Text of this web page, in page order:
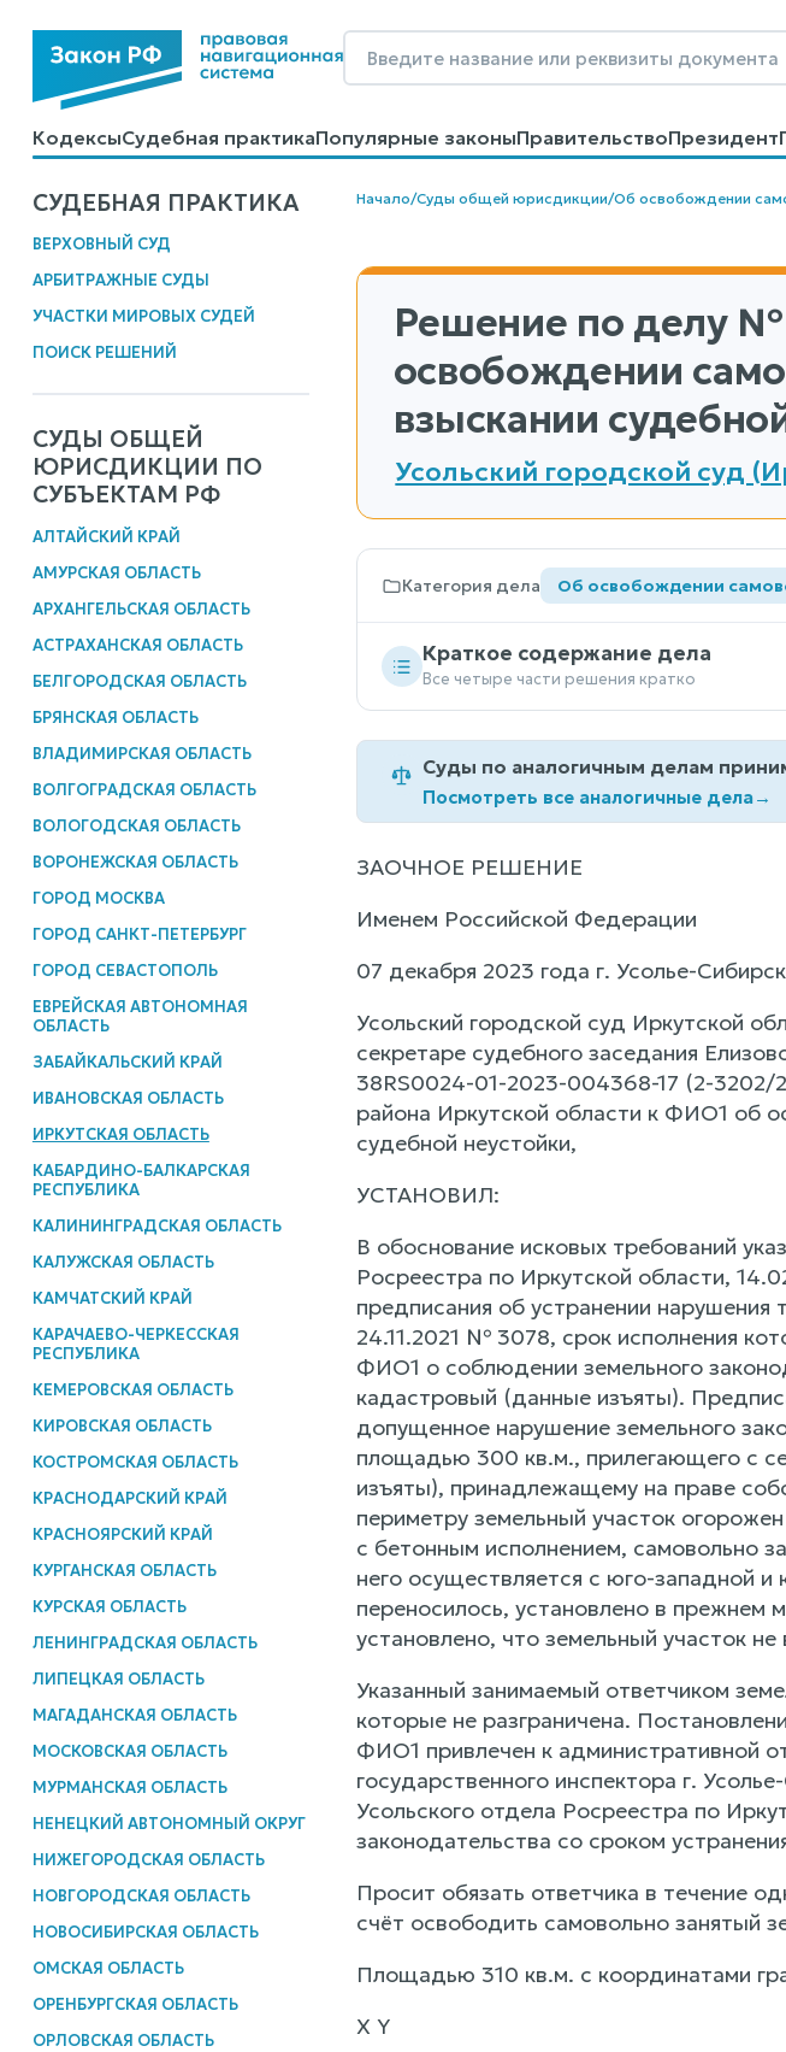
КодексыСудебная практикаПопулярные законыПравительствоПрезидент
КалькуляторыСправочные материалыОбразцы договоровКонтакты
СУДЕБНАЯ ПРАКТИКА
ВЕРХОВНЫЙ СУД
АРБИТРАЖНЫЕ СУДЫ
УЧАСТКИ МИРОВЫХ СУДЕЙ
ПОИСК РЕШЕНИЙ
СУДЫ ОБЩЕЙ
ЮРИСДИКЦИИ ПО
СУБЪЕКТАМ РФ
АЛТАЙСКИЙ КРАЙ
АМУРСКАЯ ОБЛАСТЬ
АРХАНГЕЛЬСКАЯ ОБЛАСТЬ
АСТРАХАНСКАЯ ОБЛАСТЬ
БЕЛГОРОДСКАЯ ОБЛАСТЬ
БРЯНСКАЯ ОБЛАСТЬ
ВЛАДИМИРСКАЯ ОБЛАСТЬ
ВОЛГОГРАДСКАЯ ОБЛАСТЬ
ВОЛОГОДСКАЯ ОБЛАСТЬ
ВОРОНЕЖСКАЯ ОБЛАСТЬ
ГОРОД МОСКВА
ГОРОД САНКТ-ПЕТЕРБУРГ
ГОРОД СЕВАСТОПОЛЬ
ЕВРЕЙСКАЯ АВТОНОМНАЯ
ОБЛАСТЬ
ЗАБАЙКАЛЬСКИЙ КРАЙ
ИВАНОВСКАЯ ОБЛАСТЬ
ИРКУТСКАЯ ОБЛАСТЬ
КАБАРДИНО-БАЛКАРСКАЯ
РЕСПУБЛИКА
КАЛИНИНГРАДСКАЯ ОБЛАСТЬ
КАЛУЖСКАЯ ОБЛАСТЬ
КАМЧАТСКИЙ КРАЙ
КАРАЧАЕВО-ЧЕРКЕССКАЯ
РЕСПУБЛИКА
КЕМЕРОВСКАЯ ОБЛАСТЬ
КИРОВСКАЯ ОБЛАСТЬ
КОСТРОМСКАЯ ОБЛАСТЬ
КРАСНОДАРСКИЙ КРАЙ
КРАСНОЯРСКИЙ КРАЙ
КУРГАНСКАЯ ОБЛАСТЬ
КУРСКАЯ ОБЛАСТЬ
ЛЕНИНГРАДСКАЯ ОБЛАСТЬ
ЛИПЕЦКАЯ ОБЛАСТЬ
МАГАДАНСКАЯ ОБЛАСТЬ
МОСКОВСКАЯ ОБЛАСТЬ
МУРМАНСКАЯ ОБЛАСТЬ
НЕНЕЦКИЙ АВТОНОМНЫЙ ОКРУГ
НИЖЕГОРОДСКАЯ ОБЛАСТЬ
НОВГОРОДСКАЯ ОБЛАСТЬ
НОВОСИБИРСКАЯ ОБЛАСТЬ
ОМСКАЯ ОБЛАСТЬ
ОРЕНБУРГСКАЯ ОБЛАСТЬ
ОРЛОВСКАЯ ОБЛАСТЬ
Начало/Суды общей юрисдикции/Об освобождении
Решение по делу №
освобождении
взыскании
Усольский городской суд
Категория дела Об освобождении
Краткое содержание дела
Все четыре части решения кратко
Суды по аналогичным делам
Посмотреть все аналогичные дела→
ЗАОЧНОЕ РЕШЕНИЕ
Именем Российской Федерации
07 декабря 2023 года г. Усолье-
Усольский городской суд Иркутской
секретаре судебного заседания
38RS0024-01-2023-004368-17 (2-3202/
района Иркутской области к ФИО1 об
судебной неустойки,
УСТАНОВИЛ:
В обоснование исковых требований
Росреестра по Иркутской области,
предписания об устранении
24.11.2021 № 3078, срок исполнения
ФИО1 о соблюдении земельного
кадастровый (данные изъяты).
допущенное нарушение земельного
площадью 300 кв.м., прилегающего с
изъяты), принадлежащему на праве
периметру земельный участок
с бетонным исполнением, самовольно
него осуществляется с юго-западной
переносилось, установлено в прежнем
установлено, что земельный участок
Указанный занимаемый ответчиком
которые не разграничена.
ФИО1 привлечен к административной
государственного инспектора г.
Усольского отдела Росреестра по
законодательства со сроком
Просит обязать ответчика в течение
счёт освободить самовольно занятый
Площадью 310 кв.м. с координатами
Х Y